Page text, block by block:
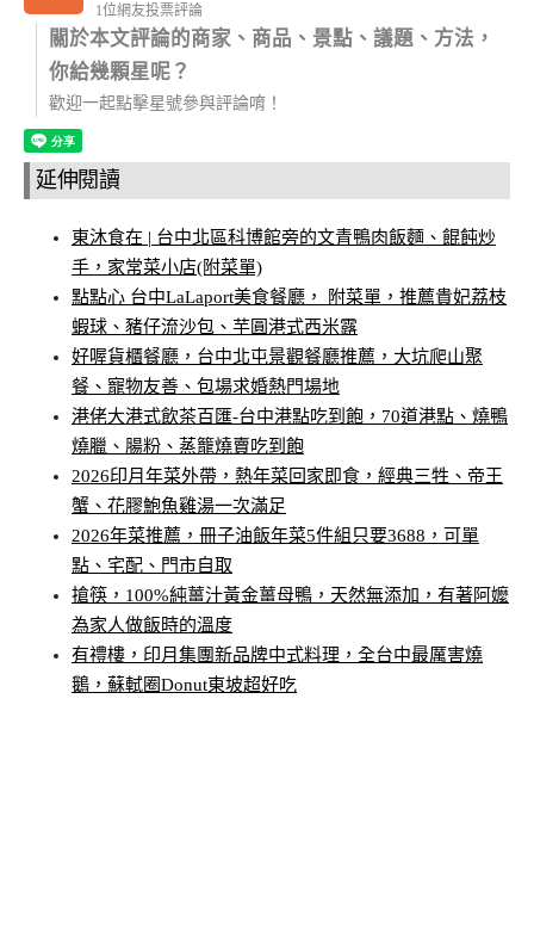
1位網友投票評論
關於本文評論的商家、商品、景點、議題、方法，
你給幾顆星呢？
歡迎一起點擊星號參與評論唷！
延伸閱讀
東沐食在 | 台中北區科博館旁的文青鴨肉飯麵、餛飩炒
手，家常菜小店(附菜單)
點點心 台中LaLaport美食餐廳， 附菜單，推薦貴妃荔枝
蝦球、豬仔流沙包、芋圓港式西米露
好喔貨櫃餐廳，台中北屯景觀餐廳推薦，大坑爬山聚
餐、寵物友善、包場求婚熱門場地
港佬大港式飲茶百匯-台中港點吃到飽，70道港點、燒鴨
燒臘、腸粉、蒸籠燒賣吃到飽
2026印月年菜外帶，熱年菜回家即食，經典三牲、帝王
蟹、花膠鮑魚雞湯一次滿足
2026年菜推薦，冊子油飯年菜5件組只要3688，可單
點、宅配、門市自取
搶筷，100%純薑汁黃金薑母鴨，天然無添加，有著阿嬤
為家人做飯時的溫度
有禮樓，印月集團新品牌中式料理，全台中最厲害燒
鵝，蘇軾圈Donut東坡超好吃